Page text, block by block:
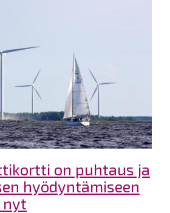
on puhtaus ja
hyödyntämiseen
nyt